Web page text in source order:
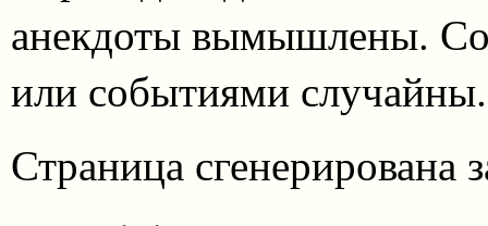
анекдоты вымышлены.
или событиями случайны.
Страница сгенерирована